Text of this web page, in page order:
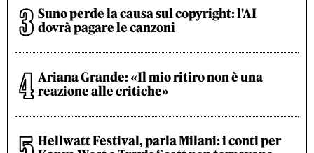
Suno perde la causa sul copyright: l'AI
dovrà pagare le canzoni
Ariana Grande: «Il mio ritiro non è una
reazione alle critiche»
Hellwatt Festival, parla Milani: i conti per